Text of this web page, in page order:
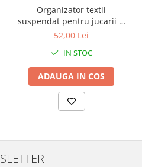
Organizator textil
suspendat pentru jucarii si
depozitare, Animals,
52,00 Lei
IN STOC
ADAUGA IN COS